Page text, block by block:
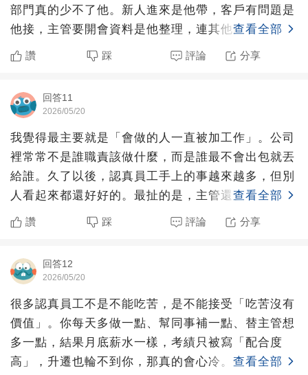
部門真的少不了他。新人進來是他帶，客戶有問題是
他接，主管要開會資料是他整理，連其他同事出錯，
他也常常在最後一刻
查看全部
讚 踩 評論 分享
回答11
2026/05/20
我覺得最主要就是「會做的人一直被加工作」。公司
裡常常不是誰職責該做什麼，而是誰最不會出包就丟
給誰。久了以後，認真員工手上的事越來越多，但別
人看起來都還好好的。最扯的是，主管還會覺得：
「因為你能力比較好
查看全部
讚 踩 評論 分享
回答12
2026/05/20
很多認真員工不是不能吃苦，是不能接受「吃苦沒有
價值」。你每天多做一點、幫同事補一點、替主管想
多一點，結果月底薪水一樣，考績只被寫「配合度
高」，升遷也輪不到你，那真的會心冷。公司嘴巴上
查看全部